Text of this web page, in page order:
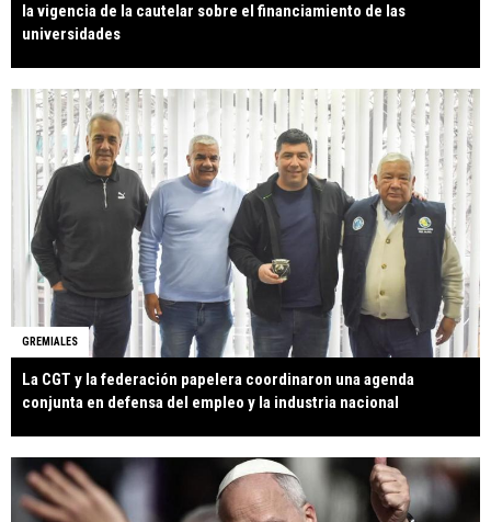
la vigencia de la cautelar sobre el financiamiento de las
universidades
GREMIALES
La CGT y la federación papelera coordinaron una agenda
conjunta en defensa del empleo y la industria nacional